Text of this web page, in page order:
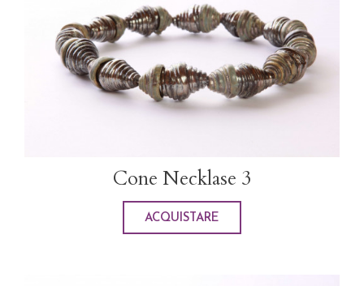
Cone Necklase 3
ACQUISTARE